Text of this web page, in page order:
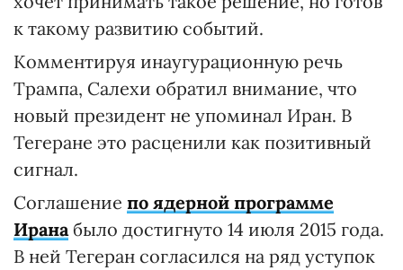
к такому развитию событий.
Комментируя инаугурационную речь
Трампа, Салехи обратил внимание, что
новый президент не упоминал Иран. В
Тегеране это расценили как позитивный
сигнал.
Соглашение по ядерной программе
Иранабыло достигнуто 14 июля 2015 года.
В ней Тегеран согласился на ряд уступок